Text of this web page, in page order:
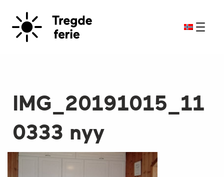
IMG_20191015_11
0333 nyy